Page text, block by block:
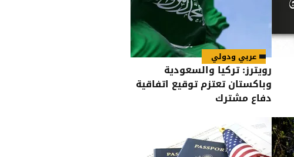
عربي ودولي
رويترز: تركيا والسعودية
وباكستان تعتزم توقيع اتفاقية
دفاع مشترك